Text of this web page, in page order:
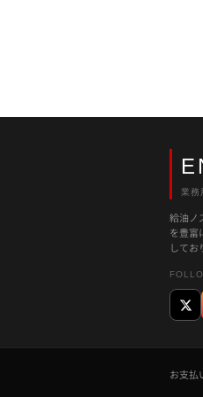
業務
給油ノ
を豊富
してお
お支払